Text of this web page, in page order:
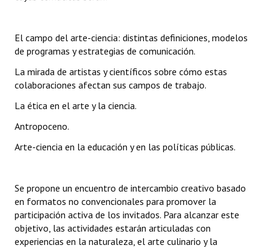
Audiencias Públicas - Registro
Periodistas Decanos - Registro
Ciudadano Ilustre - Registro
Antiguos Pobladores - Registro
Reconocimientos - Registro
Bariloche, Municipio intercultural
El campo del arte-ciencia: distintas definiciones, modelos
de programas y estrategias de comunicación.
La mirada de artistas y científicos sobre cómo estas
colaboraciones afectan sus campos de trabajo.
La ética en el arte y la ciencia.
Antropoceno.
Arte-ciencia en la educación y en las políticas públicas.
Se propone un encuentro de intercambio creativo basado
en formatos no convencionales para promover la
participación activa de los invitados. Para alcanzar este
objetivo, las actividades estarán articuladas con
experiencias en la naturaleza, el arte culinario y la